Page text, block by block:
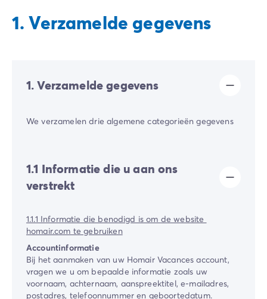
Camping Adriatische Kust
Camping Gorges du Verdon
Camping Middellandse Zee
Deals & voordelen
Verwijs een vriend
Loyaliteitsprogramma
Onze stacaravan aanbod/nl/stacaravans
Ultimate stacaravans/nl/de-ultimate-accommodaties
Premium stacaravans
Overige accommodaties /nl/overige-accommodatie
Campingplaats/nl/staanplaatsen
Stacaravans voor grote gezinnen/nl/mobil-homes-
1. Verzamelde gegevens
1. Verzamelde gegevens
We verzamelen drie algemene categorieën gegevens
1.1 Informatie die u aan ons
verstrekt
1.1.1 Informatie die benodigd is om de website ​
homair.com​ te gebruiken
Accountinformatie
Bij het aanmaken van uw Homair Vacances account,
vragen we u om bepaalde informatie zoals uw
voornaam, achternaam, aanspreektitel, e-mailadres,
postadres, telefoonnummer en geboortedatum.